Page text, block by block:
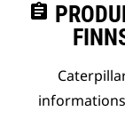
assignment